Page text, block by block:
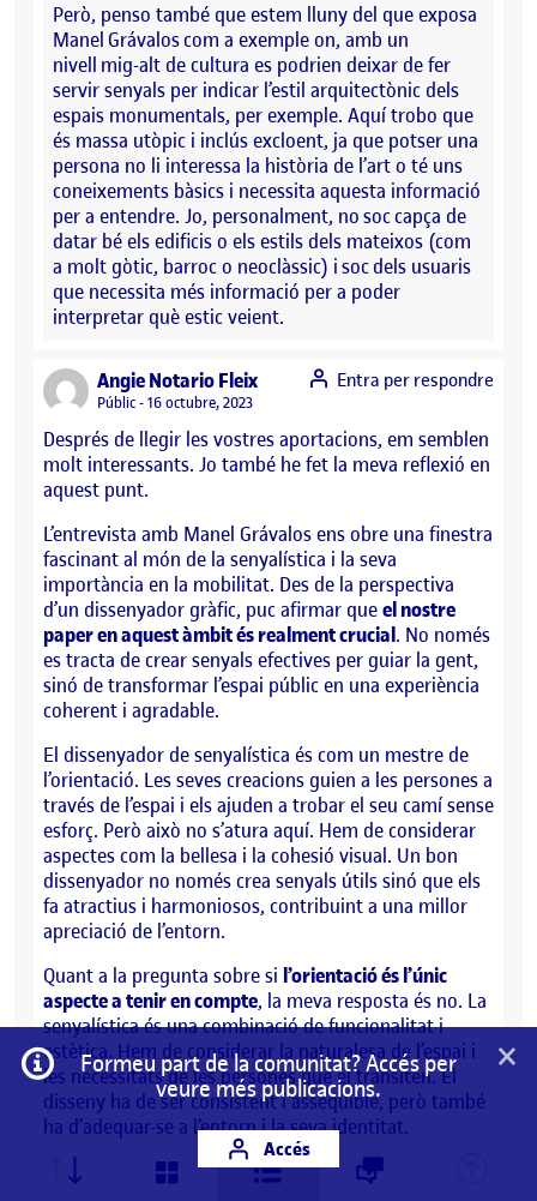
Però, penso també que estem lluny del que exposa
Manel Grávalos com a exemple on, amb un
nivell mig-alt de cultura es podrien deixar de fer
servir senyals per indicar l’estil arquitectònic dels
espais monumentals, per exemple. Aquí trobo que
és massa utòpic i inclús excloent, ja que potser una
persona no li interessa la història de l’art o té uns
coneixements bàsics i necessita aquesta informació
per a entendre. Jo, personalment, no soc capça de
datar bé els edificis o els estils dels mateixos (com
a molt gòtic, barroc o neoclàssic) i soc dels usuaris
que necessita més informació per a poder
interpretar què estic veient.
Angie Notario Fleixsays:
Visibilitat:
Públic 16 octubre, 2023
Després de llegir les vostres aportacions, em semblen
molt interessants. Jo també he fet la meva reflexió en
aquest punt.
L’entrevista amb Manel Grávalos ens obre una finestra
fascinant al món de la senyalística i la seva
importància en la mobilitat. Des de la perspectiva
d’un dissenyador gràfic, puc afirmar queel nostre
paper en aquest àmbit és realment crucial. No només
es tracta de crear senyals efectives per guiar la gent,
sinó de transformar l’espai públic en una experiència
coherent i agradable.
El dissenyador de senyalística és com un mestre de
l’orientació. Les seves creacions guien a les persones a
través de l’espai i els ajuden a trobar el seu camí sense
esforç. Però això no s’atura aquí. Hem de considerar
aspectes com la bellesa i la cohesió visual. Un bon
dissenyador no només crea senyals útils sinó que els
fa atractius i harmoniosos, contribuint a una millor
apreciació de l’entorn.
Quant a la pregunta sobre si l’orientació és l’únic
aspecte a tenir en compte, la meva resposta és no. La
senyalística és una combinació de funcionalitat i
estètica. Hem de considerar la naturalesa de l’espai i
les necessitats de les persones que el transiten. El
disseny ha de ser consistent i assequible, però també
ha d’adequar-se a l’entorn i la seva identitat.
L’orientació és fonamental, però és només una part
d’aquesta equació més gran.
Entra per respondre
Informació
Formeu part de la comunitat? Accés per
veure més publicacions.
Accés
×